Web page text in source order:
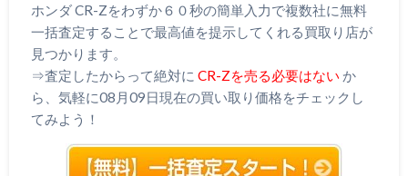
ホンダ CR-Zをわずか６０秒の簡単入力で複数社に無料
一括査定することで最高値を提示してくれる買取り店が
見つかります。
⇒査定したからって絶対に CR-Zを売る必要はない か
ら、気軽に08月09日現在の買い取り価格をチェックし
てみよう！